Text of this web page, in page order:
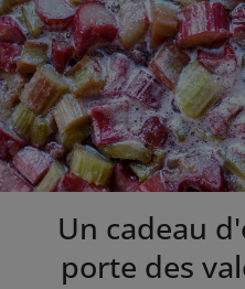
Un cadeau
porte des